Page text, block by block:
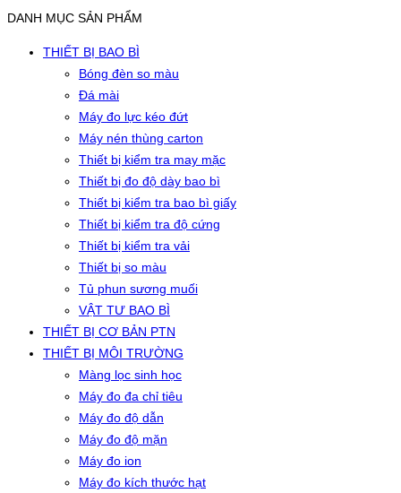
DANH MỤC SẢN PHẨM
THIẾT BỊ BAO BÌ
Bóng đèn so màu
Đá mài
Máy đo lực kéo đứt
Máy nén thùng carton
Thiết bị kiểm tra may mặc
Thiết bị đo độ dày bao bì
Thiết bị kiểm tra bao bì giấy
Thiết bị kiểm tra độ cứng
Thiết bị kiểm tra vải
Thiết bị so màu
Tủ phun sương muối
VẬT TƯ BAO BÌ
THIẾT BỊ CƠ BẢN PTN
THIẾT BỊ MÔI TRƯỜNG
Màng lọc sinh học
Máy đo đa chỉ tiêu
Máy đo độ dẫn
Máy đo độ mặn
Máy đo ion
Máy đo kích thước hạt